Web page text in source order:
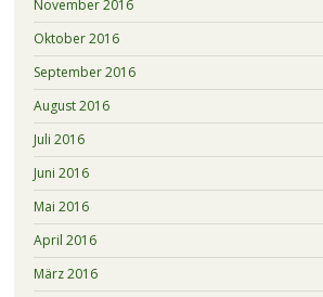
November 2016
Oktober 2016
September 2016
August 2016
Juli 2016
Juni 2016
Mai 2016
April 2016
März 2016